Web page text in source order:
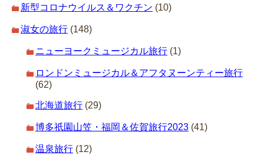
新型コロナウイルス＆ワクチン (10)
淑女の旅行 (148)
ニューヨークミュージカル旅行 (1)
ロンドンミュージカル＆アフタヌーンティー旅行
(62)
北海道旅行 (29)
博多祇園山笠・福岡＆佐賀旅行2023 (41)
温泉旅行 (12)